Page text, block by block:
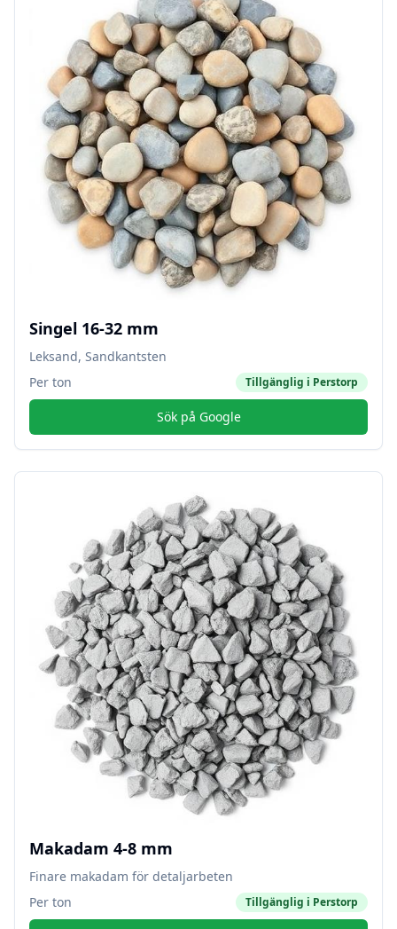
Singel 16-32 mm
Leksand, Sandkantsten
Per ton
Tillgänglig i Perstorp
Sök på Google
Makadam 4-8 mm
Finare makadam för detaljarbeten
Per ton
Tillgänglig i Perstorp